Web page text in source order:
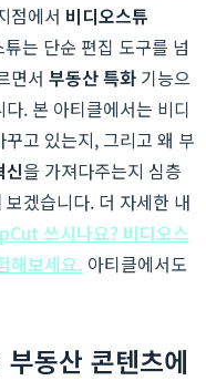
점에서 비디오스튜
는 단순 편집 도구를 넘
면서 부동산 특화 기능으
다. 본 아티클에서는 비디
고 있는지, 그리고 왜 부
신을 가져다주는지 심층
겠습니다. 더 자세한 내
쓰시나요? 비디오스
해보세요. 아티클에서도
동산 콘텐츠에